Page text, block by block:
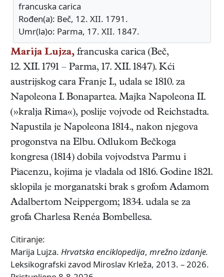
francuska carica
Rođen(a): Beč, 12. XII. 1791.
Umr(la)o: Parma, 17. XII. 1847.
Marija Lujza, francuska carica (Beč,
12. XII. 1791 – Parma, 17. XII. 1847). Kći
austrijskog cara Franje I., udala se 1810. za
Napoleona I. Bonapartea. Majka Napoleona II.
(»kralja Rima«), poslije vojvode od Reichstadta.
Napustila je Napoleona 1814., nakon njegova
progonstva na Elbu. Odlukom Bečkoga
kongresa (1814) dobila vojvodstva Parmu i
Piacenzu, kojima je vladala od 1816. Godine 1821.
sklopila je morganatski brak s grofom Adamom
Adalbertom Neippergom; 1834. udala se za
grofa Charlesa Renéa Bombellesa.
Citiranje:
Marija Lujza. Hrvatska enciklopedija, mrežno izdanje.
Leksikografski zavod Miroslav Krleža, 2013. – 2026.